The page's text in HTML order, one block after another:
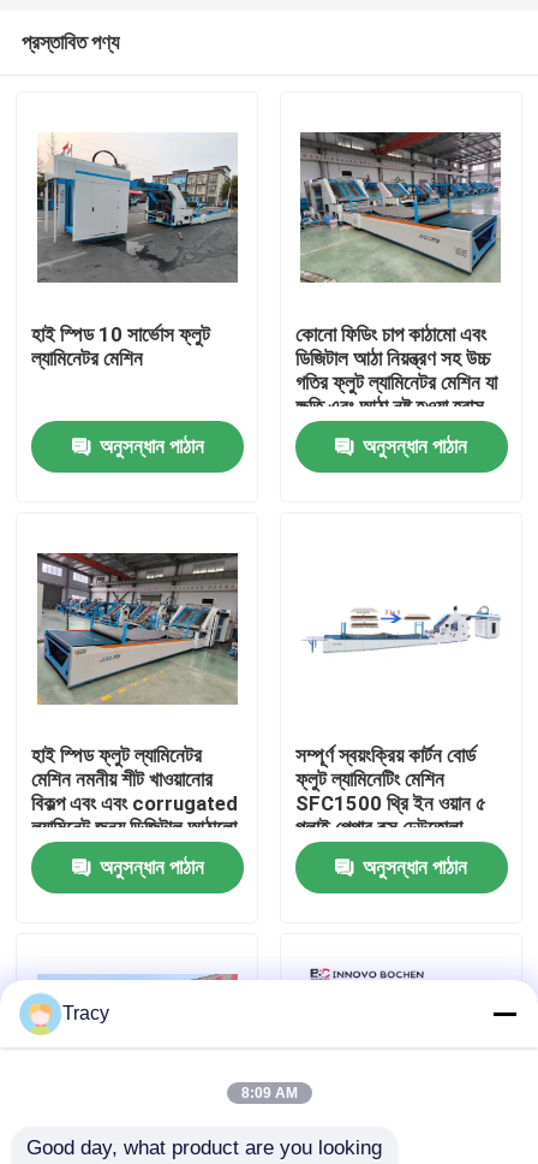
বাড়ি
ভিআর শো
আমাদের সম্পর্কে
কারখানা ভ্রমণ
মান নিয়ন্ত্রণ
উচ্চ গতির বাঁশি ল্যামিনেটর মেশিন
লিথো ল্যামিনেটর
প্রস্তাবিত পণ্য
হাই স্পিড 10 সার্ভোস ফ্লুট
ল্যামিনেটর মেশিন
অনুসন্ধান পাঠান
কোনো ফিডিং চাপ কাঠামো এবং
ডিজিটাল আঠা নিয়ন্ত্রণ সহ উচ্চ
গতির ফ্লুট ল্যামিনেটর মেশিন যা
ক্ষতি এবং আঠা নষ্ট হওয়া হ্রাস
করে
অনুসন্ধান পাঠান
হাই স্পিড ফ্লুট ল্যামিনেটর
মেশিন নমনীয় শীট খাওয়ানোর
বিকল্প এবং এবং corrugated
ল্যামিনেট জন্য ডিজিটাল আঠালো
নিয়ন্ত্রণ প্রস্তাব
অনুসন্ধান পাঠান
সম্পূর্ণ স্বয়ংক্রিয় কার্টন বোর্ড
ফ্লুট ল্যামিনেটিং মেশিন
SFC1500 থ্রি ইন ওয়ান ৫
প্লাই পেপার বক্স ঢেউতোলা
কার্ডবোর্ড ফ্লুট ল্যামিনেটর মেশিন
অনুসন্ধান পাঠান
Tracy
8:09 AM
Good day, what product are you looking